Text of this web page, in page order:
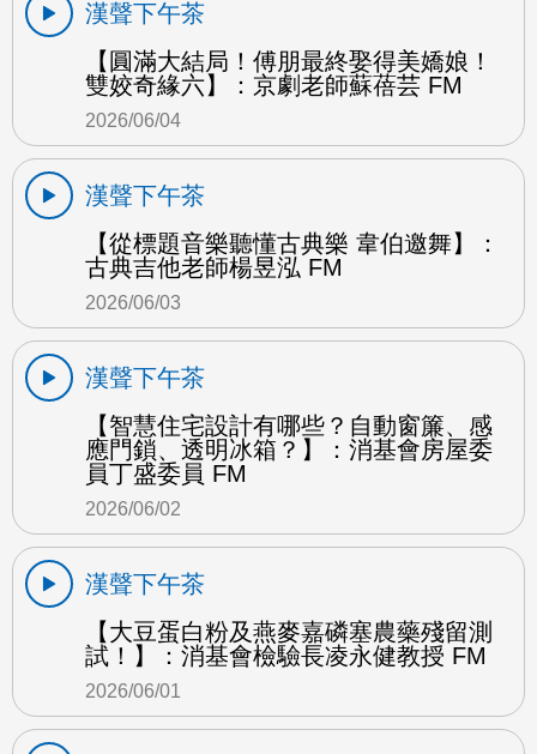
漢聲下午茶
【圓滿大結局！傅朋最終娶得美嬌娘！
雙姣奇緣六】：京劇老師蘇蓓芸 FM
2026/06/04
漢聲下午茶
【從標題音樂聽懂古典樂 韋伯邀舞】：
古典吉他老師楊昱泓 FM
2026/06/03
漢聲下午茶
【智慧住宅設計有哪些？自動窗簾、感
應門鎖、透明冰箱？】：消基會房屋委
員丁盛委員 FM
2026/06/02
漢聲下午茶
【大豆蛋白粉及燕麥嘉磷塞農藥殘留測
試！】：消基會檢驗長凌永健教授 FM
2026/06/01